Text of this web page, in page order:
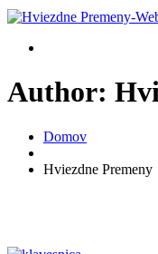
Author:
Domov
Hviezdne Premeny